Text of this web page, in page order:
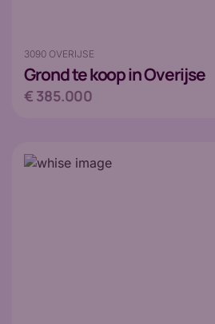
3090 OVERIJSE
Grondte koop in Overijse
€ 385.000